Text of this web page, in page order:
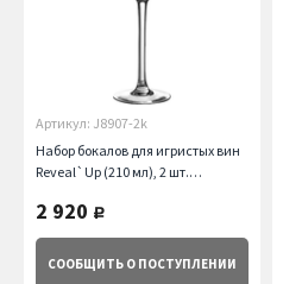
Артикул: J8907-2k
Набор бокалов для игристых вин
Reveal`Up (210 мл), 2 шт.
2 920 руб.
СООБЩИТЬ О ПОСТУПЛЕНИИ